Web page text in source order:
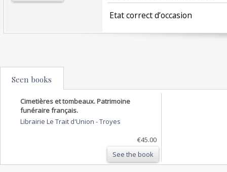
‎ Etat correct d’occasion ‎
Seen books
Cimetières et tombeaux. Patrimoine
funéraire français.
Librairie Le Trait d'Union -Troyes
€45.00
See the book